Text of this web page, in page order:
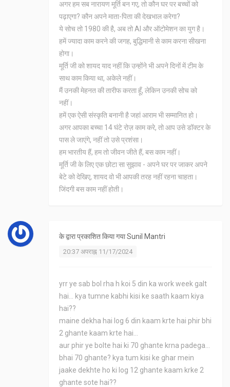
अगर हम सब नारायण मूर्ति बन गए, तो कौन घर पर बच्चों को
पढ़ाएगा? कौन अपने माता-पिता की देखभाल करेगा?
ये सोच तो 1980 की है, अब तो AI और ऑटोमेशन का युग है।
हमें ज्यादा काम करने की जगह, बुद्धिमानी से काम करना सीखना
होगा।
मूर्ति जी को शायद याद नहीं कि उन्होंने भी अपने दिनों में टीम के
साथ काम किया था, अकेले नहीं।
मैं उनकी मेहनत की तारीफ करता हूँ, लेकिन उनकी सोच को
नहीं।
हमें एक ऐसी संस्कृति बनानी है जहां आराम भी सम्मानित हो।
अगर आपका बच्चा 14 घंटे रोज़ काम करे, तो आप उसे डॉक्टर के
पास ले जाएंगे, नहीं तो उसे प्रशंसा।
हम भारतीय हैं, हम तो जीवन जीते हैं, बस काम नहीं।
मूर्ति जी के लिए एक छोटा सा सुझाव - अपने घर पर जाकर अपने
बेटे को देखिए, शायद वो भी आपकी तरह नहीं रहना चाहता।
जिंदगी बस काम नहीं होती।
के द्वारा प्रकाशित किया गयाSunil Mantri
20:37 अपराह्न 11/17/2024
yrr ye sab bol rha h koi 5 din ka work week galt
hai... kya tumne kabhi kisi ke saath kaam kiya
hai??
maine dekha hai log 6 din kaam krte hai phir bhi
2 ghante kaam krte hai...
aur phir ye bolte hai ki 70 ghante krna padega...
bhai 70 ghante? kya tum kisi ke ghar mein
jaake dekhte ho ki log 12 ghante kaam krke 2
ghante sote hai??